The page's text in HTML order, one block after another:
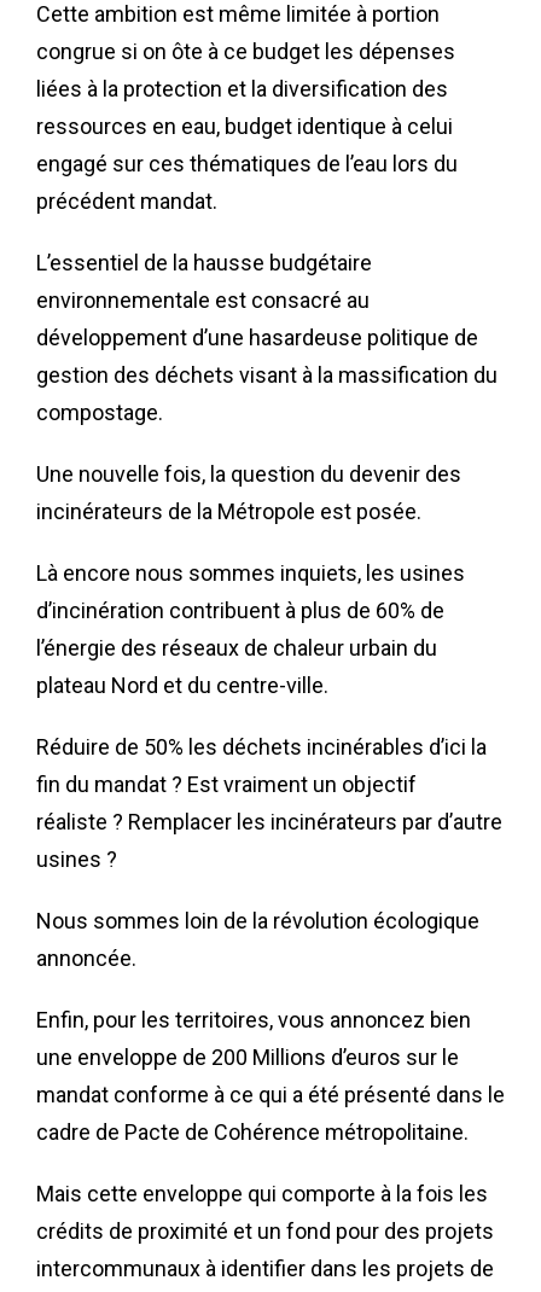
Cette ambition est même limitée à portion
congrue si on ôte à ce budget les dépenses
liées à la protection et la diversification des
ressources en eau, budget identique à celui
engagé sur ces thématiques de l’eau lors du
précédent mandat.
L’essentiel de la hausse budgétaire
environnementale est consacré au
développement d’une hasardeuse politique de
gestion des déchets visant à la massification du
compostage.
Une nouvelle fois, la question du devenir des
incinérateurs de la Métropole est posée.
Là encore nous sommes inquiets, les usines
d’incinération contribuent à plus de 60% de
l’énergie des réseaux de chaleur urbain du
plateau Nord et du centre-ville.
Réduire de 50% les déchets incinérables d’ici la
fin du mandat ? Est vraiment un objectif
réaliste ? Remplacer les incinérateurs par d’autre
usines ?
Nous sommes loin de la révolution écologique
annoncée.
Enfin, pour les territoires, vous annoncez bien
une enveloppe de 200 Millions d’euros sur le
mandat conforme à ce qui a été présenté dans le
cadre de Pacte de Cohérence métropolitaine.
Mais cette enveloppe qui comporte à la fois les
crédits de proximité et un fond pour des projets
intercommunaux à identifier dans les projets de